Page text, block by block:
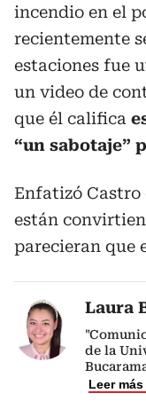
incendio en el
recientemente
estaciones fue
un video de
que él califica
“un sabotaje”
Enfatizó Castro
están
parecieran que
Laura
de la
Leer más